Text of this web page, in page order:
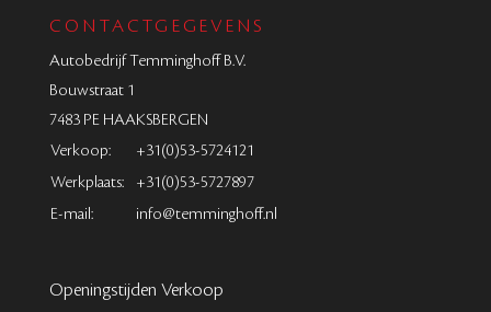
CONTACTGEGEVENS
Autobedrijf Temminghoff B.V.
Bouwstraat 1
7483 PE HAAKSBERGEN
Verkoop:
+31(0)53-5724121
Werkplaats:
+31(0)53-5727897
E-mail:
info@temminghoff.nl
Openingstijden Verkoop